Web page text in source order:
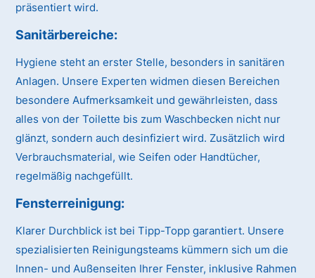
präsentiert wird.
Sanitärbereiche:
Hygiene steht an erster Stelle, besonders in sanitären
Anlagen. Unsere Experten widmen diesen Bereichen
besondere Aufmerksamkeit und gewährleisten, dass
alles von der Toilette bis zum Waschbecken nicht nur
glänzt, sondern auch desinfiziert wird. Zusätzlich wird
Verbrauchsmaterial, wie Seifen oder Handtücher,
regelmäßig nachgefüllt.
Fensterreinigung:
Klarer Durchblick ist bei Tipp-Topp garantiert. Unsere
spezialisierten Reinigungsteams kümmern sich um die
Innen- und Außenseiten Ihrer Fenster, inklusive Rahmen